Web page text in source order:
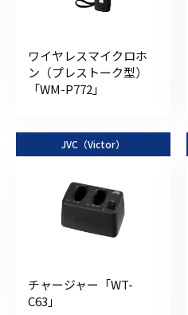
ワイヤレスマイクロホ
ン（プレストーク型）
「WM-P772」
JVC（Victor）
チャージャー「WT-
C63」